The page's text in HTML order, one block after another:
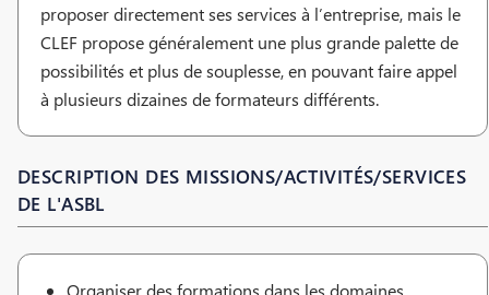
proposer directement ses services à l’entreprise, mais le
CLEF propose généralement une plus grande palette de
possibilités et plus de souplesse, en pouvant faire appel
à plusieurs dizaines de formateurs différents.
DESCRIPTION DES MISSIONS/ACTIVITÉS/SERVICES
DE L'ASBL
Organiser des formations dans les domaines